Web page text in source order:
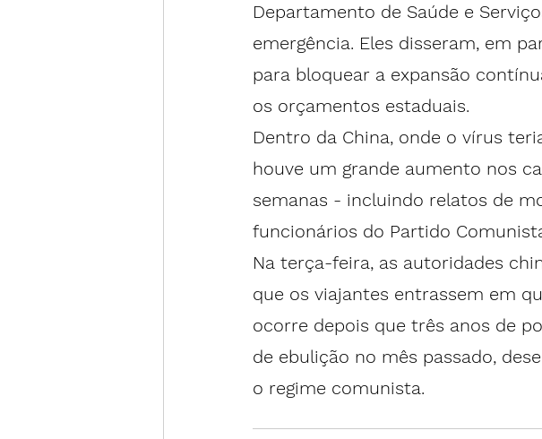
Departamento de Saúde e
emergência. Eles disseram, em
para bloquear a expansão
os orçamentos estaduais.
Dentro da China, onde o vírus
houve um grande aumento nos
semanas - incluindo relatos de
funcionários do Partido
Na terça-feira, as autoridades
que os viajantes entrassem em
ocorre depois que três anos de
de ebulição no mês passado,
o regime comunista.